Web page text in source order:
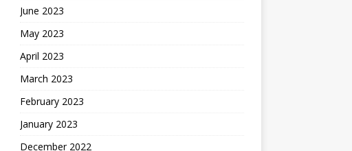
June 2023
May 2023
April 2023
March 2023
February 2023
January 2023
December 2022